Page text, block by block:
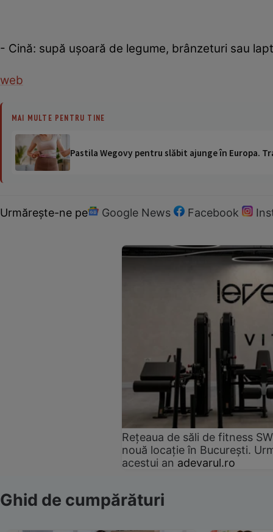
- Cină: supă uşoară de legume, brânzeturi sau
web
MAI MULTE PENTRU TINE
Pastila Wegovy pentru slăbit ajunge în Europa.
Urmărește-ne pe Google News Facebook
Rețeaua de săli de fitness
nouă locație în București.
acestui an adevarul.ro
Ghid de cumpărături